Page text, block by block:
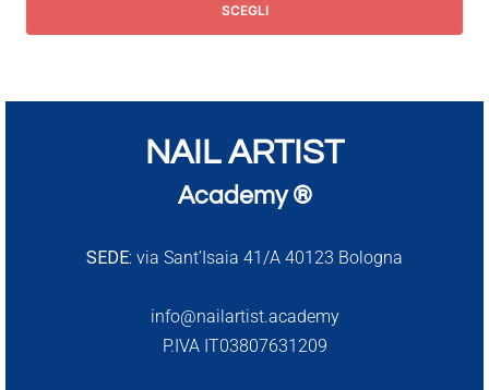
SCEGLI
NAIL ARTIST
Academy ®
SEDE: via Sant’Isaia 41/A 40123 Bologna
info@nailartist.academy
P.IVA IT03807631209